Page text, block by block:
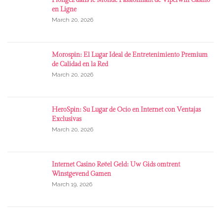
en Ligne
March 20, 2026
Morospin: El Lugar Ideal de Entretenimiento Premium
de Calidad en la Red
March 20, 2026
HeroSpin: Su Lugar de Ocio en Internet con Ventajas
Exclusivas
March 20, 2026
Internet Casino Reëel Geld: Uw Gids omtrent
Winstgevend Gamen
March 19, 2026